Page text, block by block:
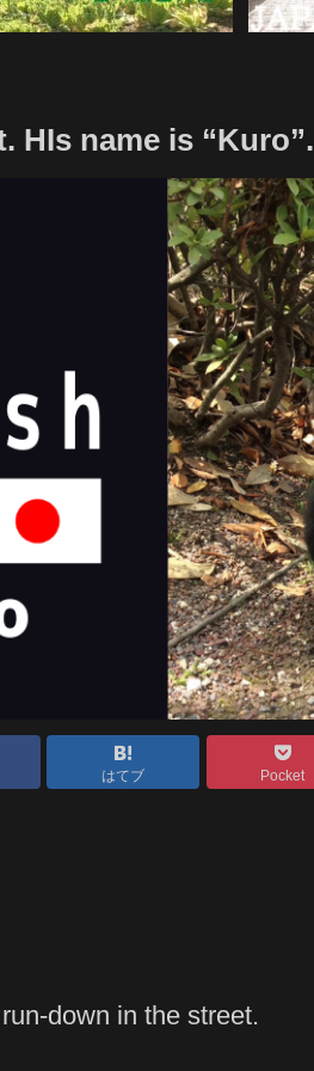
HIs name is “Kuro”.
はてブ Pocket
down in the street.